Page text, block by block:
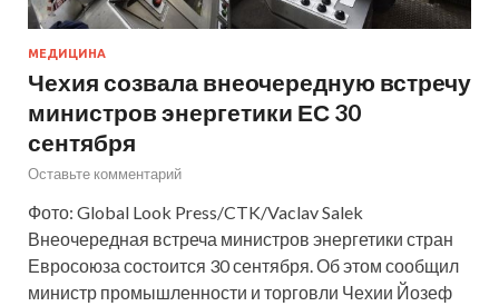
МЕДИЦИНА
Чехия созвала внеочередную встречу
министров энергетики ЕС 30
сентября
Оставьте комментарий
Фото: Global Look Press/CTK/Vaclav Salek
Внеочередная встреча министров энергетики стран
Евросоюза состоится 30 сентября. Об этом сообщил
министр промышленности и торговли Чехии Йозеф